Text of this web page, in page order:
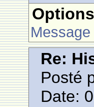
Message
Re:
Posté
Date: